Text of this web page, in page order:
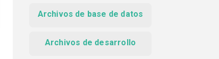
Archivos de base de datos
Archivos de desarrollo